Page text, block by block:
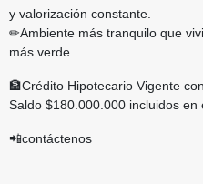
y valorización constante.
✏Ambiente más tranquilo que
más verde.
🏦Crédito Hipotecario Vigente
Saldo $180.000.000 incluidos en
📲contáctenos